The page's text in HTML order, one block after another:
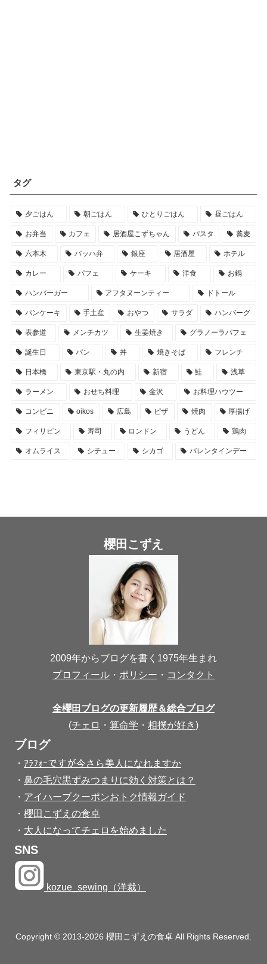
タグ
夕ごはん 朝ごはん ひとりごはん 昼ごはん
お弁当 カフェ 居酒屋こずちゃん パスタ 蕎麦
六本木 バッハ弁 銀座 居酒屋 ホテル
カレー パフェ ケーキ 洋食 お鍋
ハンバーガー アフタヌーンティー ドトール
パンケーキ 手土産 おやつ サラダ ハンバーグ
表参道 メンチカツ 生姜焼き グラノーラパフェ
誕生日 パン 丼 焼きそば フレンチ
日本橋 東京駅・丸の内 新宿 鮭 浅草
ラーメン おせち料理 金沢 お料理ハウツー
コンビニ oikos 広島 ピザ 焼肉 厚揚げ
フィリピン 寿司 ロンドン うどん 鶏肉
オムライス シチュー シカゴ バレンタインデー
櫻田こずえ
2009年からブログを書く1975年生まれ
プロフィール ・ ポリシー ・ コンタクト
全櫻田ブログの更新履歴＆総合ブログ
(チェロ ・ 算命学 ・ 相撲が好き)
ブログ
・ ｱﾗﾌｫｰですが今さら美人になれますか
・ 鼻の毛穴黒ずみつまりに効く対策とは？
・ アイハーブクーポンおトク情報ガイド
・ 櫻田こずえの食卓
・ 大人になってチェロを始めました
SNS
kozue_sewing（洋裁）
Copyright © 2013-2026 櫻田こずえの食卓 All Rights Reserved.